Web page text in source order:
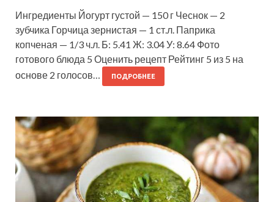
Ингредиенты Йогурт густой — 150 г Чеснок — 2
зубчика Горчица зернистая — 1 ст.л. Паприка
копченая — 1/3 ч.л. Б: 5.41 Ж: 3.04 У: 8.64 Фото
готового блюда 5 Оценить рецепт Рейтинг 5 из 5 на
основе 2 голосов…
ПОДРОБНЕЕ